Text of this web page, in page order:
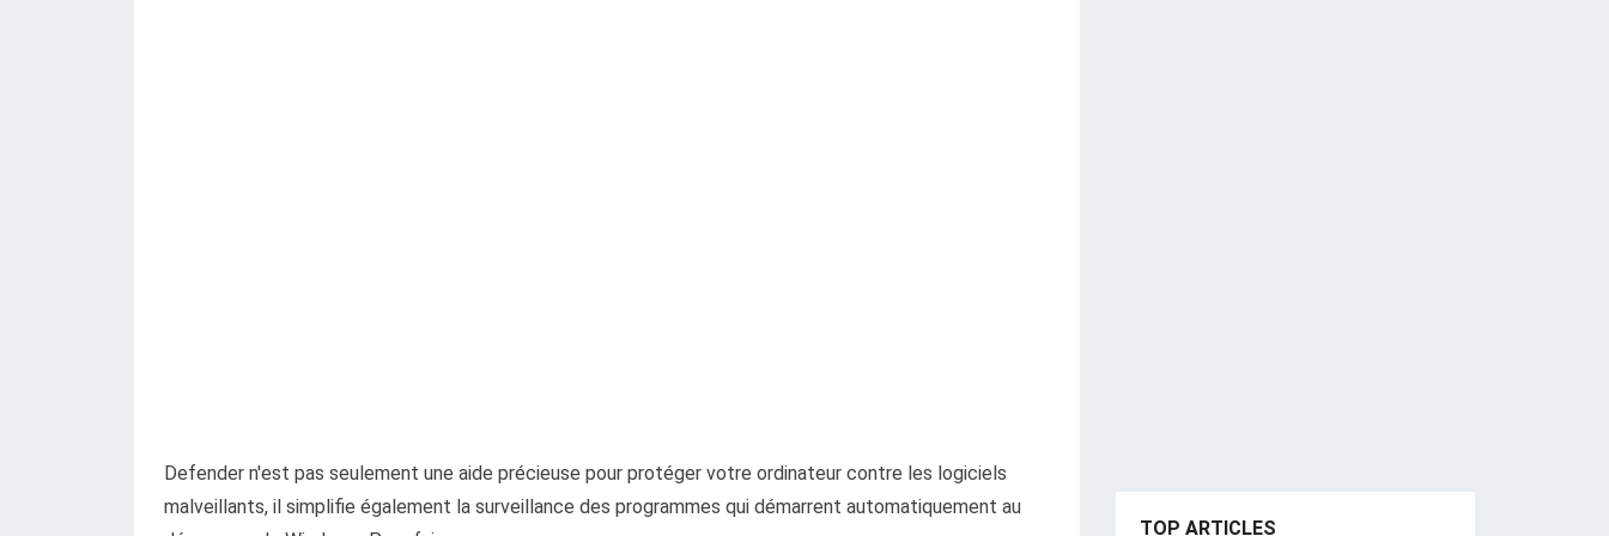
Defender n'est pas seulement une aide précieuse pour protéger votre ordinateur contre les logiciels
malveillants, il simplifie également la surveillance des programmes qui démarrent automatiquement au
TOP ARTICLES